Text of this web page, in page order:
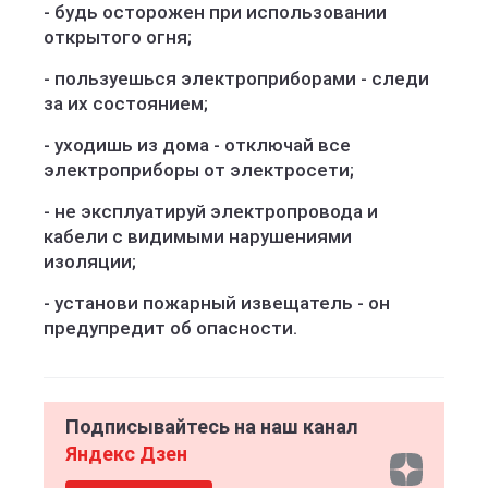
- будь осторожен при использовании
открытого огня;
- пользуешься электроприборами - следи
за их состоянием;
- уходишь из дома - отключай все
электроприборы от электросети;
- не эксплуатируй электропровода и
кабели с видимыми нарушениями
изоляции;
- установи пожарный извещатель - он
предупредит об опасности.
Подписывайтесь на наш канал
Яндекс Дзен